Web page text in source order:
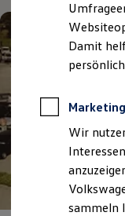
ID.
ID.
Reichweite
Batterie
Damit
Marketing
Wir
sammeln